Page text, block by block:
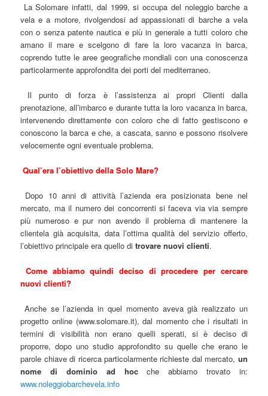
La Solomare infatti, dal 1999, si occupa del noleggio barche a
vela e a motore, rivolgendosi ad appassionati di barche a vela
con o senza patente nautica e più in generale a tutti coloro che
amano il mare e scelgono di fare la loro vacanza in barca,
coprendo tutte le aree geografiche mondiali con una conoscenza
particolarmente approfondita dei porti del mediterraneo.
Il punto di forza è l’assistenza ai propri Clienti dalla
prenotazione, all’imbarco e durante tutta la loro vacanza in barca,
intervenendo direttamente con coloro che di fatto gestiscono e
conoscono la barca e che, a cascata, sanno e possono risolvere
velocemente ogni eventuale problema.
Qual’era l’obiettivo della Solo Mare?
Dopo 10 anni di attività l’azienda era posizionata bene nel
mercato, ma il numero dei concorrenti si faceva via via sempre
più numeroso e pur non avendo il problema di mantenere la
clientela già acquisita, data l’ottima qualità del servizio offerto,
l’obiettivo principale era quello ditrovare nuovi clienti.
Come abbiamo quindi deciso di procedere per cercare
nuovi clienti?
Anche se l’azienda in quel momento aveva già realizzato un
progetto online (www.solomare.it), dal momento che i risultati in
termini di visibilità non erano quelli sperati, si è deciso di
proporre, dopo uno studio approfondito su quelle che erano le
parole chiave di ricerca particolarmente richieste dal mercato, un
nome di dominio ad hocche abbiamo trovato in:
www.noleggiobarchevela.info